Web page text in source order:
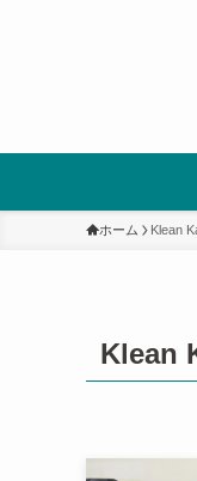
ホーム Klean
Klean